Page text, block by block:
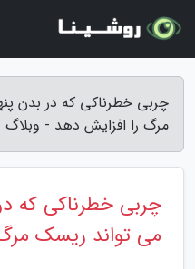
چربی خطرناکی که در بدن
مرگ را افزایش دهد -
چربی خطرناکی که
می تواند ریسک